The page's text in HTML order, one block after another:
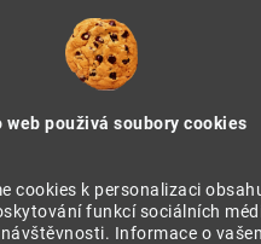
web použivá soubory cookies
cookies k personalizaci
funkcí sociálních
Informace o
Prohlášení o používání COOKIES
OBOUSTRANNÉ